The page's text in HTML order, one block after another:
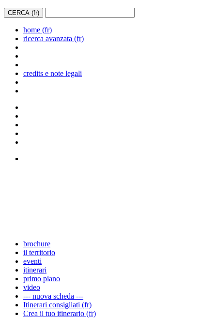
home (fr)
ricerca avanzata (fr)
credits e note legali
brochure
il territorio
eventi
itinerari
primo piano
video
--- nuova scheda ---
Itinerari consigliati (fr)
Crea il tuo itinerario (fr)